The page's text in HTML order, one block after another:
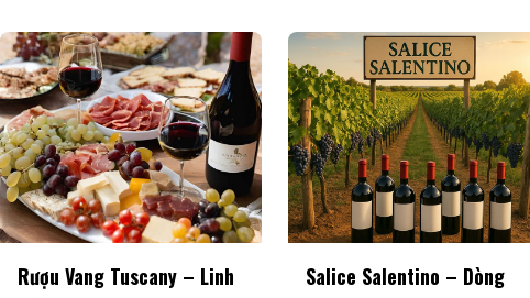
Rượu Vang Tuscany – Linh
Salice Salentino – Dòng